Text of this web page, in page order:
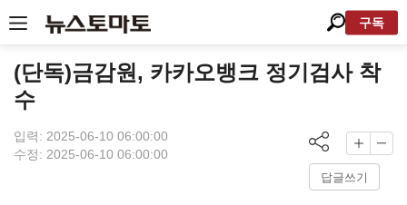
구독
(단독)금감원, 카카오뱅크 정기검사 착
수
입력: 2025-06-10 06:00:00
수정: 2025-06-10 06:00:00
답글쓰기